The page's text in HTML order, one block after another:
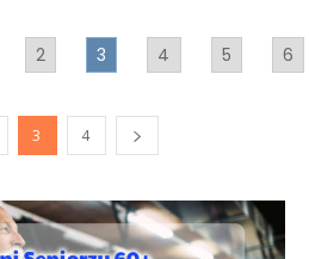
2 3 4 5 6
3 4